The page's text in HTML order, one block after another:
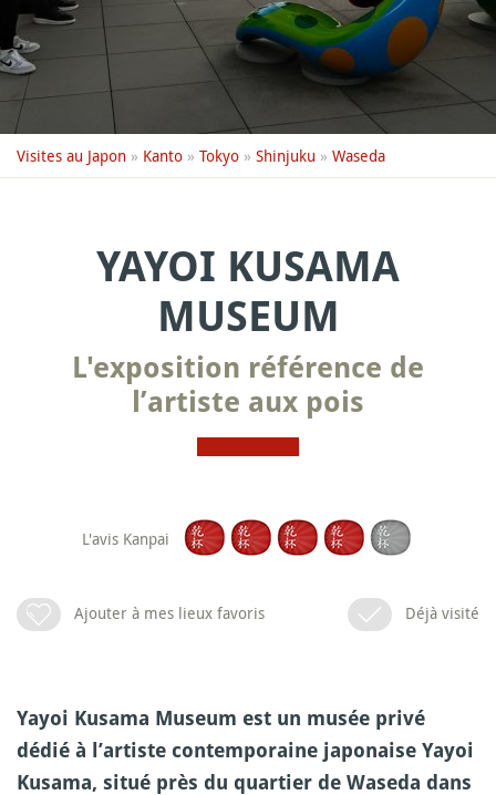
Visites au Japon » Kanto » Tokyo » Shinjuku » Waseda
YAYOI KUSAMA
MUSEUM
L'exposition référence de
l’artiste aux pois
L'avis Kanpai
Ajouter à mes lieux favoris Déjà visité
Yayoi Kusama Museum est un musée privé
dédié à l’artiste contemporaine japonaise Yayoi
Kusama, situé près du quartier de Waseda dans